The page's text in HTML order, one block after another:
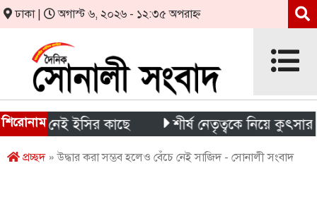
ঢাকা | অগাস্ট ৬, ২০২৬ - ১২:৩৫ অপরাহ্ন
শিরোনাম
নেই ইসির কাছে শীর্ষ নেতৃত্বকে নিয়ে কুৎসার
প্রচ্ছদ» উদ্ধার করা সম্ভব হলেও বেঁচে নেই সাজিদ - সোনালী সংবাদ